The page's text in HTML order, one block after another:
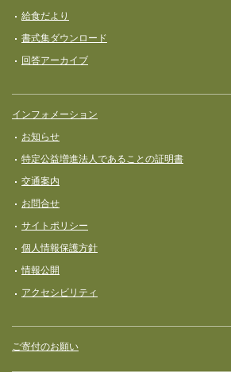
給食だより
書式集ダウンロード
回答アーカイブ
インフォメーション
お知らせ
特定公益増進法人であることの証明書
交通案内
お問合せ
サイトポリシー
個人情報保護方針
情報公開
アクセシビリティ
ご寄付のお願い